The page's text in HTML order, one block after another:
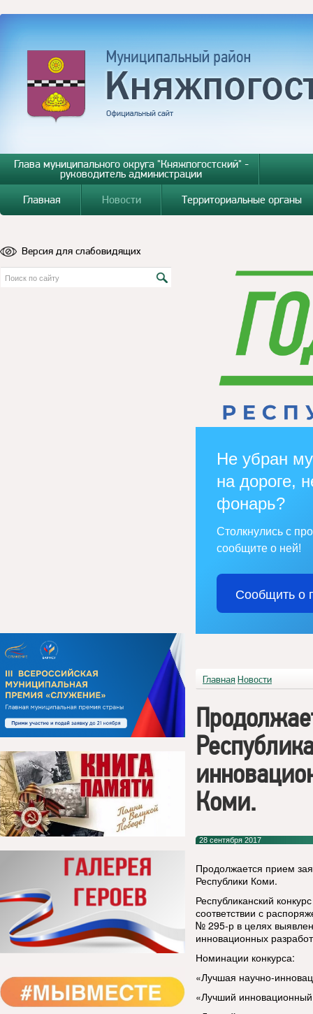
Глава муниципального округа "Княжпогостский" -
руководитель администрации
Главная
Новости Территориальные органы
Версия для слабовидящих
Не убран
на дороге,
фонарь?
Столкнулись с
сообщите о ней!
Сообщить о
Главная Новости
Коми.
28 сентября 2017
Продолжается прием
Республики Коми.
Республиканский
соответствии с
№ 295-р в целях
инновационных
Номинации конкурса:
«Лучшая научно-
«Лучший